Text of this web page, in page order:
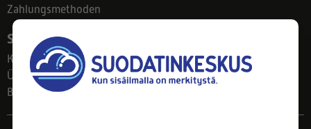
Zahlungsmethoden
Suodatinkeskus
Kontakt
Über uns
Blog